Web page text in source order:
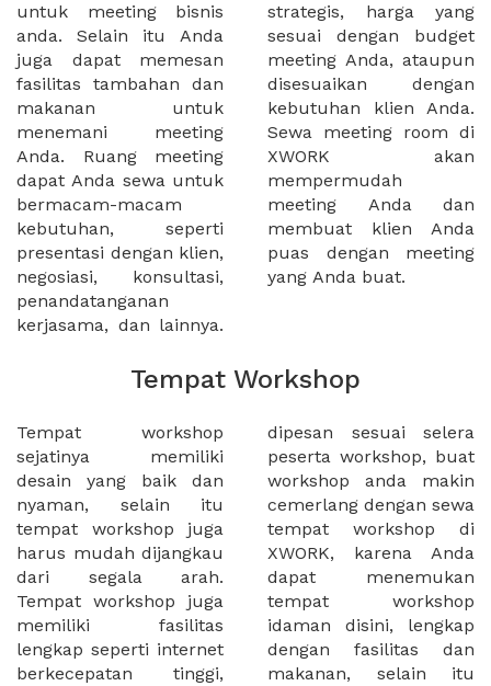
untuk meeting bisnis
anda. Selain itu Anda
juga dapat memesan
fasilitas tambahan dan
makanan untuk
menemani meeting
Anda. Ruang meeting
dapat Anda sewa untuk
bermacam-macam
kebutuhan, seperti
presentasi dengan klien,
negosiasi, konsultasi,
penandatanganan
kerjasama, dan lainnya.
strategis, harga yang
sesuai dengan budget
meeting Anda, ataupun
disesuaikan dengan
kebutuhan klien Anda.
Sewa meeting room di
XWORK akan
mempermudah
meeting Anda dan
membuat klien Anda
puas dengan meeting
yang Anda buat.
Tempat Workshop
Tempat workshop
sejatinya memiliki
desain yang baik dan
nyaman, selain itu
tempat workshop juga
harus mudah dijangkau
dari segala arah.
Tempat workshop juga
memiliki fasilitas
lengkap seperti internet
berkecepatan tinggi,
dipesan sesuai selera
peserta workshop, buat
workshop anda makin
cemerlang dengan sewa
tempat workshop di
XWORK, karena Anda
dapat menemukan
tempat workshop
idaman disini, lengkap
dengan fasilitas dan
makanan, selain itu